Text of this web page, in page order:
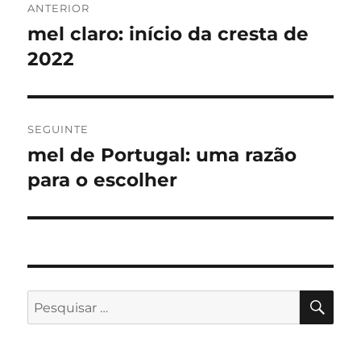
de
artigos
ANTERIOR
Artigo
anterior:
mel claro: início da cresta de
2022
SEGUINTE
Artigo
seguinte:
mel de Portugal: uma razão
para o escolher
Pesquisar
por: